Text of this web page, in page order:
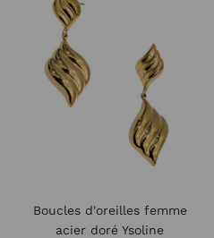
Boucles d'oreilles femme
acier doré Ysoline